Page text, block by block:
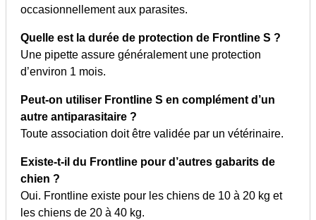
occasionnellement aux parasites.
Quelle est la durée de protection de Frontline S ?
Une pipette assure généralement une protection
d’environ 1 mois.
Peut-on utiliser Frontline S en complément d’un
autre antiparasitaire ?
Toute association doit être validée par un vétérinaire.
Existe-t-il du Frontline pour d’autres gabarits de
chien ?
Oui. Frontline existe pour les chiens de 10 à 20 kg et
les chiens de 20 à 40 kg.